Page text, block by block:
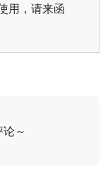
用，请来函
～